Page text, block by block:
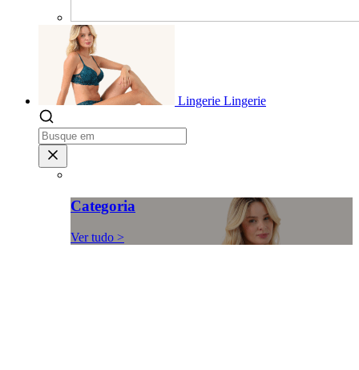
Lingerie Lingerie
Categoria
Ver tudo >